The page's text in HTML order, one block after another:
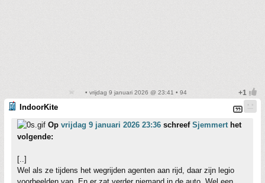
• vrijdag 9 januari 2026 @ 23:41 • 94
IndoorKite
Op vrijdag 9 januari 2026 23:36 schreef Sjemmerthet
volgende:
[..]
Wel als ze tijdens het wegrijden agenten aan rijd, daar zijn legio